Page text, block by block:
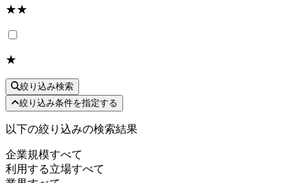
★★
★
絞り込み検索
絞り込み条件を指定する
以下の絞り込みの検索結果
企業規模すべて
利用する立場すべて